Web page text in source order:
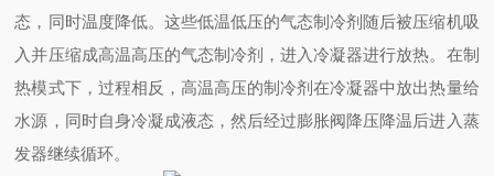
态，同时温度降低。这些低温低压的气态制冷剂随后被压缩机吸
入并压缩成高温高压的气态制冷剂，进入冷凝器进行放热。在制
热模式下，过程相反，高温高压的制冷剂在冷凝器中放出热量给
水源，同时自身冷凝成液态，然后经过膨胀阀降压降温后进入蒸
发器继续循环。